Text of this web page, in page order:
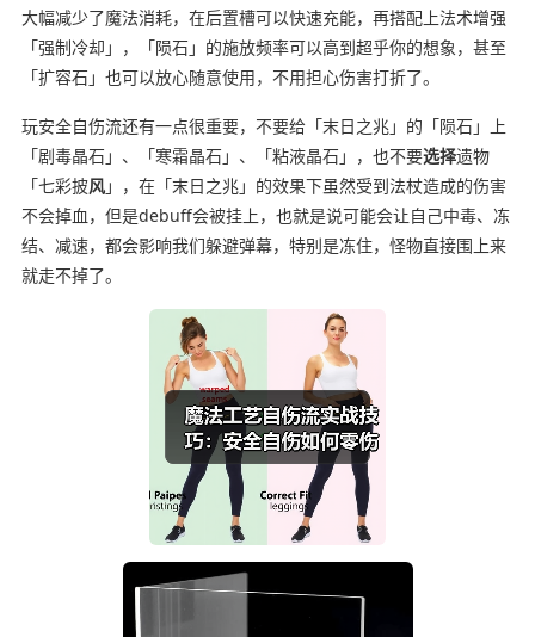
大幅减少了魔法消耗，在后置槽可以快速充能，再搭配上法术增强
「强制冷却」，「陨石」的施放频率可以高到超乎你的想象，甚至
「扩容石」也可以放心随意使用，不用担心伤害打折了。
玩安全自伤流还有一点很重要，不要给「末日之兆」的「陨石」上
「剧毒晶石」、「寒霜晶石」、「粘液晶石」，也不要选择遗物
「七彩披风」，在「末日之兆」的效果下虽然受到法杖造成的伤害
不会掉血，但是debuff会被挂上，也就是说可能会让自己中毒、冻
结、减速，都会影响我们躲避弹幕，特别是冻住，怪物直接围上来
就走不掉了。